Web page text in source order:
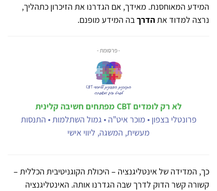
המידע המאוחסנת. מאידך, אם הגדרנו את הזיכרון כתהליך,
נרצה למדוד את הדרך בה המידע מופנם.
- פרסומת -
לא רק לומדים CBT מפתחים חשיבה קלינית
פרונטלי בצפון • מוכר איט"ה • גמול השתלמות • התנסות
מעשית, המשגה, ליווי אישי
כך, המדידה של אינטליגנציה – היכולת הקוגניטיבית הכללית –
קשורה קשר הדוק לדרך שבה הגדרנו אותה. האינטליגנציה